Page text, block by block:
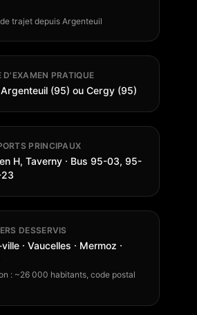
trajet depuis Argenteuil
D'EXAMEN PRATIQUE
(95) ou Cergy (95)
PRINCIPAUX
H, Taverny · Bus 95-03, 95-
DESSERVIS
· Vaucelles · Mermoz ·
: ~26 000 habitants, code postal